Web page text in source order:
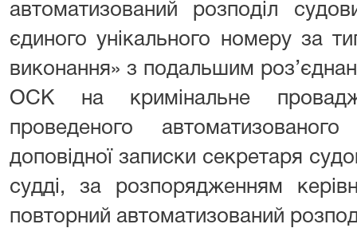
автоматизований розподіл
єдиного унікального номеру за
виконання» з подальшим
ОСК на кримінальне
проведеного
доповідної записки секретаря
судді, за розпорядженням
повторний автоматизований